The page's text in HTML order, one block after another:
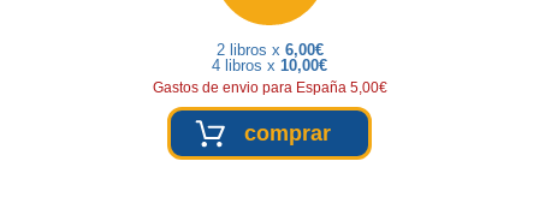
2 libros x 6,00€
4 libros x 10,00€
Gastos de envio para España 5,00€
comprar